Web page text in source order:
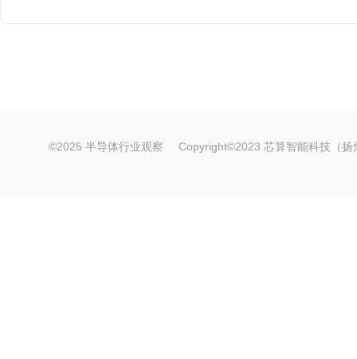
©2025 半导体行业观察 Copyright©2023 芯算智能科技（